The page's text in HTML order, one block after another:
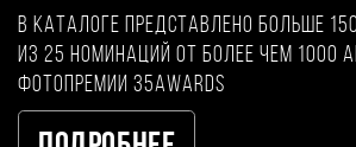
В каталоге представлено больше
из 25 номинаций от более чем 1000
фотопремии 35AWARDS